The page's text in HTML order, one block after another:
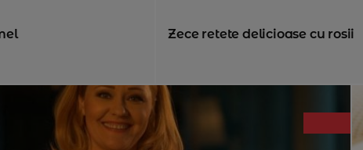
Zece retete delicioase cu rosii